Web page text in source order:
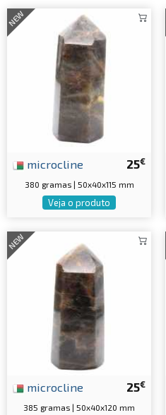
NEW
25€
microcline
380 gramas | 50x40x115 mm
Veja o produto
NEW
25€
microcline
385 gramas | 50x40x120 mm